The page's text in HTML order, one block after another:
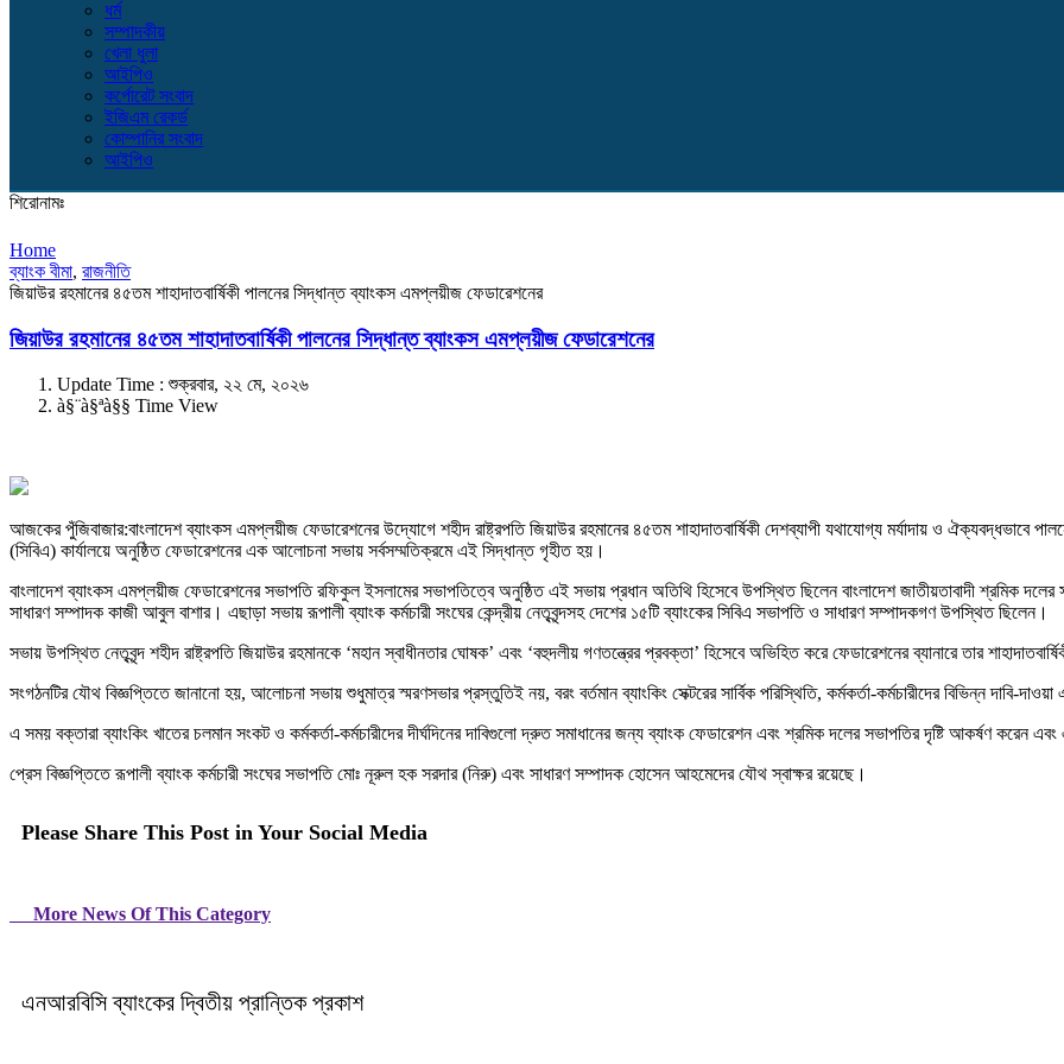
ধর্ম
সম্পাদকীয়
খেলা ধুলা
আইপিও
কর্পোরেট সংবাদ
ইজিএম রেকর্ড
কোম্পানির সংবাদ
আইপিও
শিরোনামঃ
৬০
Home
ব্যাংক বীমা, রাজনীতি
জিয়াউর রহমানের ৪৫তম শাহাদাতবার্ষিকী পালনের সিদ্ধান্ত ব্যাংকস এমপ্লয়ীজ ফেডারেশনের
জিয়াউর রহমানের ৪৫তম শাহাদাতবার্ষিকী পালনের সিদ্ধান্ত ব্যাংকস এমপ্লয়ীজ ফেডারেশনের
Update Time : শুক্রবার, ২২ মে, ২০২৬
à§¨à§ªà§§ Time View
আজকের পুঁজিবাজার:বাংলাদেশ ব্যাংকস এমপ্লয়ীজ ফেডারেশনের উদ্যোগে শহীদ রাষ্ট্রপতি জিয়াউর রহমানের ৪৫তম শাহাদাতবার্ষিকী দেশব্যাপী যথাযোগ্য মর্যাদায় ও ঐক্যবদ্ধভাবে
(সিবিএ) কার্যালয়ে অনুষ্ঠিত ফেডারেশনের এক আলোচনা সভায় সর্বসম্মতিক্রমে এই সিদ্ধান্ত গৃহীত হয়।
‎বাংলাদেশ ব্যাংকস এমপ্লয়ীজ ফেডারেশনের সভাপতি রফিকুল ইসলামের সভাপতিত্বে অনুষ্ঠিত এই সভায় প্রধান অতিথি হিসেবে উপস্থিত ছিলেন বাংলাদেশ জাতীয়তাবাদী শ্রমিক
সাধারণ সম্পাদক কাজী আবুল বাশার। এছাড়া সভায় রূপালী ব্যাংক কর্মচারী সংঘের কেন্দ্রীয় নেতৃবৃন্দসহ দেশের ১৫টি ব্যাংকের সিবিএ সভাপতি ও সাধারণ সম্পাদকগণ উপস্থিত ছিলেন।
‎সভায় উপস্থিত নেতৃবৃন্দ শহীদ রাষ্ট্রপতি জিয়াউর রহমানকে ‘মহান স্বাধীনতার ঘোষক’ এবং ‘বহুদলীয় গণতন্ত্রের প্রবক্তা’ হিসেবে অভিহিত করে ফেডারেশনের ব্যানারে তার
‎সংগঠনটির যৌথ বিজ্ঞপ্তিতে জানানো হয়, আলোচনা সভায় শুধুমাত্র স্মরণসভার প্রস্তুতিই নয়, বরং বর্তমান ব্যাংকিং সেক্টরের সার্বিক পরিস্থিতি, কর্মকর্তা-কর্মচারীদের বিভিন্ন দাবি-
‎এ সময় বক্তারা ব্যাংকিং খাতের চলমান সংকট ও কর্মকর্তা-কর্মচারীদের দীর্ঘদিনের দাবিগুলো দ্রুত সমাধানের জন্য ব্যাংক ফেডারেশন এবং শ্রমিক দলের সভাপতির দৃষ্টি আকর্ষণ করেন
‎প্রেস বিজ্ঞপ্তিতে রূপালী ব্যাংক কর্মচারী সংঘের সভাপতি মোঃ নূরুল হক সরদার (নিরু) এবং সাধারণ সম্পাদক হোসেন আহমেদের যৌথ স্বাক্ষর রয়েছে।
Please Share This Post in Your Social Media
More News Of This Category
এনআরবিসি ব্যাংকের দ্বিতীয় প্রান্তিক প্রকাশ